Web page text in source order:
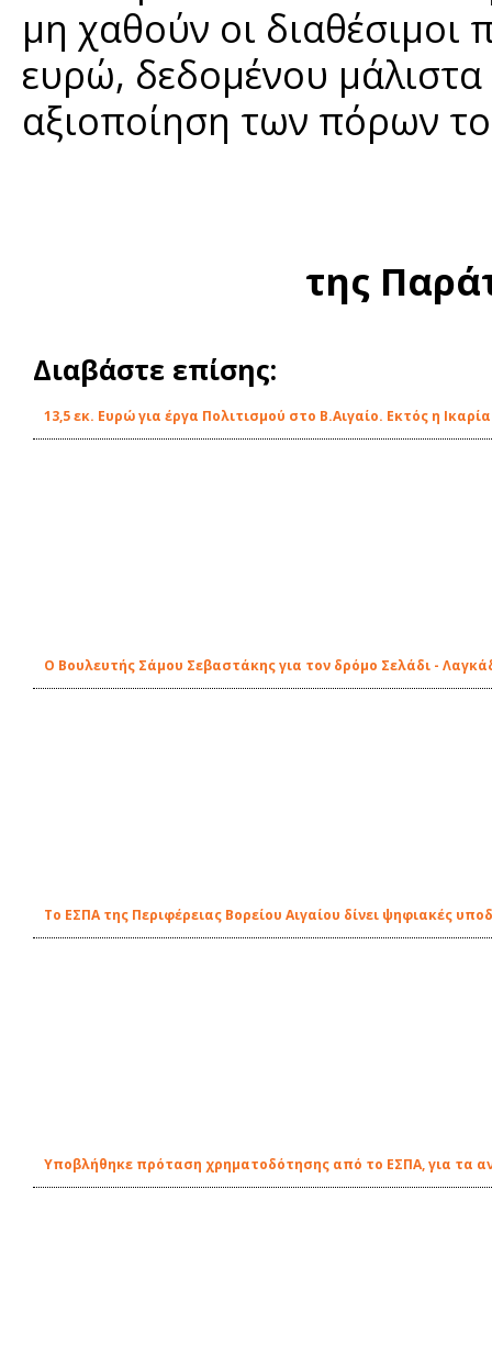
μη χαθούν οι
ευρώ, δεδομένου μάλιστα
αξιοποίηση των πόρων
της
Διαβάστε επίσης:
13,5 εκ. Ευρώ για έργα Πολιτισμού στο Β.Αιγαίο. Εκτός η Ικαρία
Ο Βουλευτής Σάμου Σεβαστάκης για τον δρόμο Σελάδι -
Το ΕΣΠΑ της Περιφέρειας Βορείου Αιγαίου δίνει ψηφιακές
Υποβλήθηκε πρόταση χρηματοδότησης από το ΕΣΠΑ, για τα